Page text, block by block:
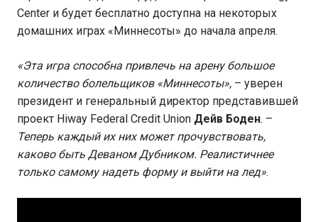
Center и будет бесплатно доступна на некоторых
домашних играх «Миннесоты» до начала апреля.
«Эта игра способна привлечь на арену большое
количество болельщиков «Миннесоты», – уверен
президент и генеральный директор представившей
проект Hiway Federal Credit Union Дейв Боден. –
Теперь каждый их них может прочувствовать,
каково быть Деваном Дубником. Реалистичнее
только самому надеть форму и выйти на лед».